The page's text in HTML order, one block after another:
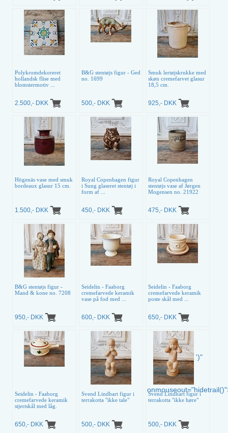
Polykromdekoreret
hollandsk flise med
blomstermotiv ...
2.500,- DKK
B&G stentøjs figur - Ged
no. 1699
500,- DKK
Smuk lertøjskrukke med
skøn cremefarvet glasur
18,5 cm.
925,- DKK
Högenäs vase med smuk
bordeaux glasur 15 cm.
1.500,- DKK
Royal Copenhagen figur
i Sung glaseret stentøj i
form af ...
450,- DKK
Royal Copenhagen
stentøjs vase af Jørgen
Mogensen no. 21922
475,- DKK
B&G stentøjs figur -
Mand & kone no. 7208
950,- DKK
Seidelin - Faaborg
cremefarvede keramik
vase på fod med ...
600,- DKK
Seidelin - Faaborg
cremefarvede keramik
poste skål med ...
650,- DKK
Seidelin - Faaborg
cremefarvede keramik
stjertskål med låg.
650,- DKK
Svend Lindhart figur i
terrakotta "ikke tale"
500,- DKK
')"
Svend Lindhart figur i
terrakotta "ikke høre"
500,- DKK